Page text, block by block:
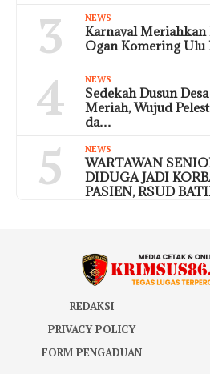
3 NEWS
Karnaval Meriahkan
Ogan Komering Ulu
4 NEWS
Sedekah Dusun
Meriah, Wujud
da…
5 NEWS
WARTAWAN
DIDUGA JADI
PASIEN, RSUD
REDAKSI
PRIVACY POLICY
FORM PENGADUAN